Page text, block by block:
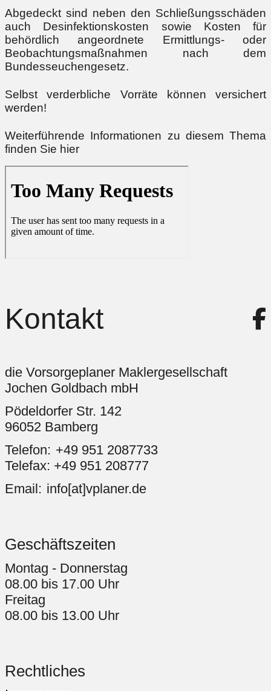
Abgedeckt sind neben den Schließungsschäden
auch Desinfektionskosten sowie Kosten für
behördlich angeordnete Ermittlungs- oder
Beobachtungsmaßnahmen nach dem
Bundesseuchengesetz.
Selbst verderbliche Vorräte können versichert
werden!
Weiterführende Informationen zu diesem Thema
finden Sie hier
Kontakt
die Vorsorgeplaner Maklergesellschaft
Jochen Goldbach mbH
Pödeldorfer Str. 142
96052 Bamberg
+49 951 2087733
Telefax: +49 951 208777
info[at]vplaner.de
Geschäftszeiten
Montag - Donnerstag
08.00 bis 17.00 Uhr
Freitag
08.00 bis 13.00 Uhr
Rechtliches